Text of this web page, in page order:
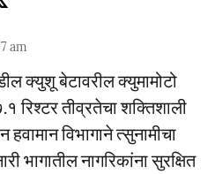
am
क्युशू बेटावरील क्युमामोटो
रिश्टर तीव्रतेचा शक्तिशाली
विभागाने त्सुनामीचा
भागातील नागरिकांना सुरक्षित